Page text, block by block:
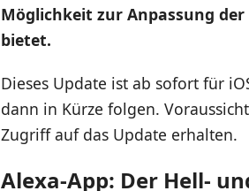
Möglichkeit zur Anpassung
bietet.
Dieses Update ist ab sofort für
dann in Kürze folgen.
Zugriff auf das Update erhalten.
Alexa-App: Der Hell-